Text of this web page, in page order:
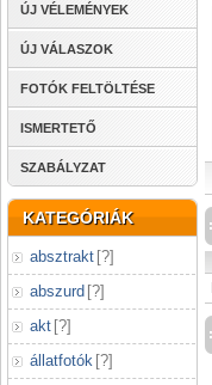
ÚJ VÉLEMÉNYEK
ÚJ VÁLASZOK
FOTÓK FELTÖLTÉSE
ISMERTETŐ
SZABÁLYZAT
KATEGÓRIÁK
absztrakt [?]
abszurd [?]
akt [?]
állatfotók [?]